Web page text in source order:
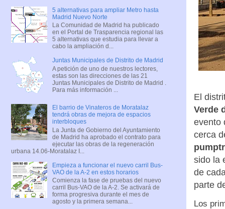
El
Verde
evento
cerca
sido la
de
parte
Los
5 alternativas para ampliar Metro hasta
Madrid Nuevo Norte
La Comunidad de Madrid ha publicado
en el Portal de Trasparencia regional las
5 alternativas que estudia para llevar a
cabo la ampliación d...
Juntas Municipales de Distrito de Madrid
A petición de uno de nuestros lectores,
estas son las direcciones de las 21
Juntas Municipales de Distrito de Madrid .
Para más información ...
El barrio de Vinateros de Moratalaz
tendrá obras de mejora de espacios
interbloques
La Junta de Gobierno del Ayuntamiento
de Madrid ha aprobado el contrato para
ejecutar las obras de la regeneración
urbana 14.06-Moratalaz I...
Empieza a funcionar el nuevo carril Bus-
VAO de la A-2 en estos horarios
Comienza la fase de pruebas del nuevo
carril Bus-VAO de la A-2. Se activará de
forma progresiva durante el mes de
agosto y la primera semana...